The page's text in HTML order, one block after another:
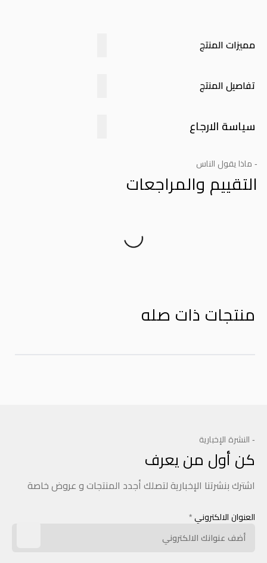
مميزات المنتج
تفاصيل المنتج
سياسة الارجاع
- ماذا يقول الناس
التقييم والمراجعات
منتجات ذات صله
- النشرة الإخبارية
كن أول من يعرف
اشترك بنشرتنا الإخبارية لتصلك أجدد المنتجات و عروض خاصة
العنوان الالكتروني *